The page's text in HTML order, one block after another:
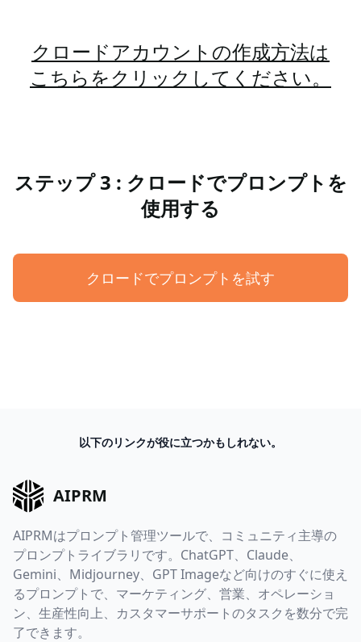
クロードアカウントの作成方法は
こちらをクリックしてください。
ステップ 3 : クロードでプロンプトを
使用する
クロードでプロンプトを試す
以下のリンクが役に立つかもしれない。
AIPRM
AIPRMはプロンプト管理ツールで、コミュニティ主導の
プロンプトライブラリです。ChatGPT、Claude、
Gemini、Midjourney、GPT Imageなど向けのすぐに使え
るプロンプトで、マーケティング、営業、オペレーショ
ン、生産性向上、カスタマーサポートのタスクを数分で完
了できます。